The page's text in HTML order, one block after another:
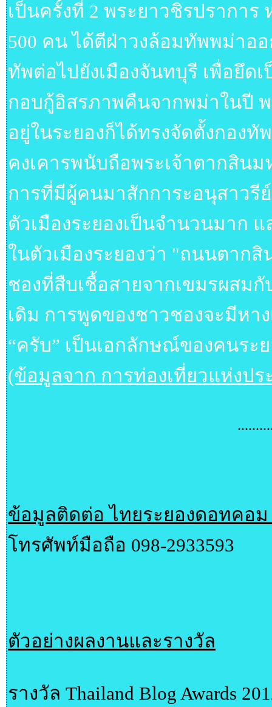
เป็นครั้งที่ 2 พระยาวชิรปรากา
500 คน ได้ตีฝ่าวงล้อมทัพพม่าอ
ทัพต่อไปยังเมืองจันทบุรี เพื่อยึด
กอบกู้อิสรภาพคืนจากพม่าในปี พ
อยู่ในระยองก็ได้ทรงจัดตั้งกองทั
คงเคารพนับถือพระเจ้าตากสิน
การที่มีผู้คนมาสักการะอนุสาว
ตัวเมืองระยองเป็นจำนวนมาก
ในตัวเมืองระยองว่า "ถนนตาก
ชองที่สืบเชื้อสายจากเขมรผสม
เดิม การพูดของชาวชองจะมีหา
“ครับ” เป็นเอกลักษณ์ของคนร
(ข้อมูลจาก การท่องเที่ยวแห่งปร
ข้อมูลติดต่อ ไทยระยองดอทคอม
โทรศัพท์มือถือ 098-2933593
ตัวอย่างผลงานและรางวัล
รางวัล Thailand Blog Awards